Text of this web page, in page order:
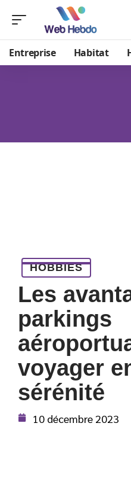
Entreprise Habitat
HOBBIES
Les
parkings
voyager
sérénité
10 décembre 2023